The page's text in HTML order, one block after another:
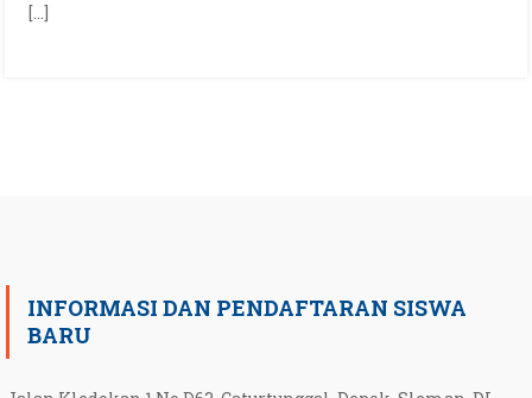
[…]
INFORMASI DAN PENDAFTARAN SISWA
BARU